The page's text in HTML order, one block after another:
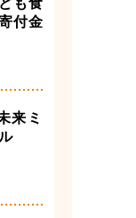
も食
付金
来ミ